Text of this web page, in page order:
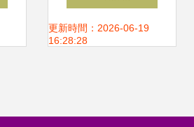
重變化
雅思成績，引航經
更新時間：2026-06-19
16:28:28